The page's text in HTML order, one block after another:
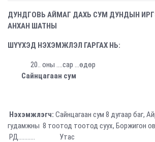
ДУНДГОВЬ АЙМАГ ДАХЬ СУМ ДУНДЫН
АНХАН ШАТНЫ
ШҮҮХЭД НЭХЭМЖЛЭЛ ГАРГАХ НЬ:
20.. оны ….сар ...өдөр
Сайнцагаан сум
Нэхэмжлэгч: Сайнцагаан сум 8 дугаар баг,
гудамжны 8 тоотод тоотод суух, Боржигон
РД........... Утас